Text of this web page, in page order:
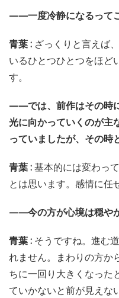
——一度冷静になるって
青葉 : ざっくりと言えば
いるひとつひとつをほど
す。
——では、前作はその時
光に向かっていくのが主
っていましたが、その時
青葉 :基本的には変わっ
とは思います。感情に任
——今の方が心境は穏や
青葉 : そうですね。進む
れません。まわりの方か
ちに一回り大きくなった
ていかないと前が見えな